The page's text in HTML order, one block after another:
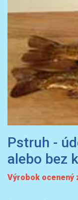
Pstruh -
alebo bez
Výrobok ocenený